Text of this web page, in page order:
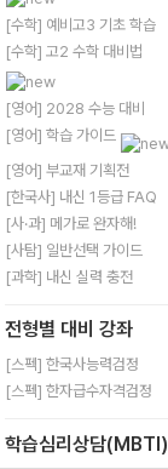
[수학] 예비고3 기초 학습
[수학] 고2 수학 대비법
[영어] 2028 수능 대비
[영어] 학습 가이드
[영어] 부교재 기획전
[한국사] 내신 1등급 FAQ
[사·과] 메가로 완자해!
[사탐] 일반선택 가이드
[과학] 내신 실력 충전
전형별 대비 강좌
[스펙] 한국사능력검정
[스펙] 한자급수자격검정
학습심리상담(MBTI)